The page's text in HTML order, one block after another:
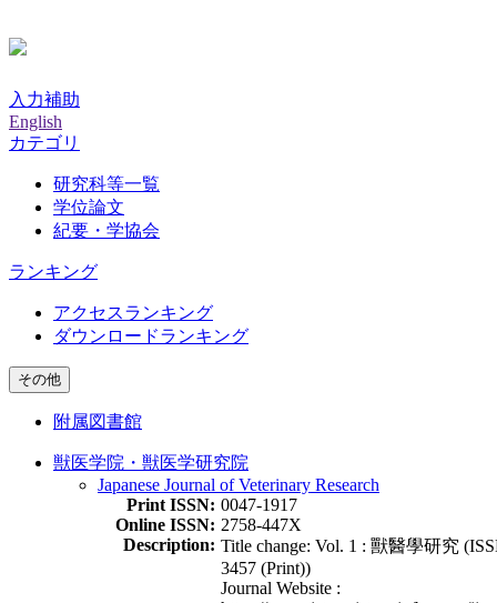
入力補助
English
カテゴリ
研究科等一覧
学位論文
紀要・学協会
ランキング
アクセスランキング
ダウンロードランキング
その他
附属図書館
獣医学院・獣医学研究院
Japanese Journal of Veterinary Research
Print ISSN: 0047-1917
Online ISSN: 2758-447X
Description: Title change: Vol. 1 : 獸醫學研究
3457 (Print))
Journal Website :